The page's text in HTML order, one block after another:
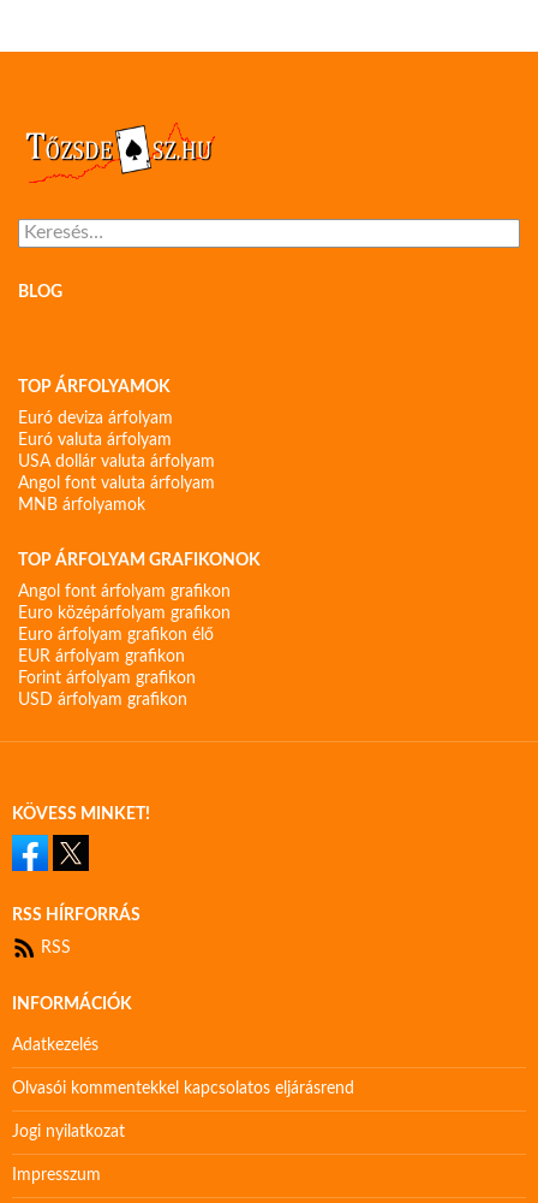
Keresés:
BLOG
TOP ÁRFOLYAMOK
Euró deviza árfolyam
Euró valuta árfolyam
USA dollár valuta árfolyam
Angol font valuta árfolyam
MNB árfolyamok
TOP ÁRFOLYAM GRAFIKONOK
Angol font árfolyam grafikon
Euro középárfolyam grafikon
Euro árfolyam grafikon élő
EUR árfolyam grafikon
Forint árfolyam grafikon
USD árfolyam grafikon
KÖVESS MINKET!
RSS HÍRFORRÁS
RSS
INFORMÁCIÓK
Adatkezelés
Olvasói kommentekkel kapcsolatos eljárásrend
Jogi nyilatkozat
Impresszum